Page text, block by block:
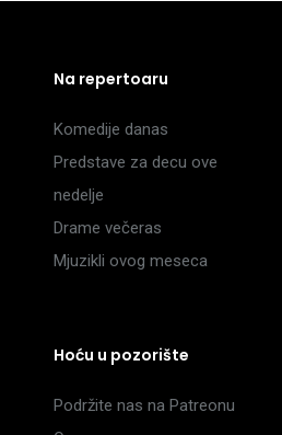
Na repertoaru
Komedije danas
Predstave za decu ove
nedelje
Drame večeras
Mjuzikli ovog meseca
Hoću u pozorište
Podržite nas na Patreonu